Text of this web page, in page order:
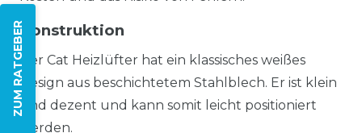
ZUM RATGEBERKonstruktion
Der Cat Heizlüfter hat ein klassisches weißes
Design aus beschichtetem Stahlblech. Er ist klein
und dezent und kann somit leicht positioniert
werden.